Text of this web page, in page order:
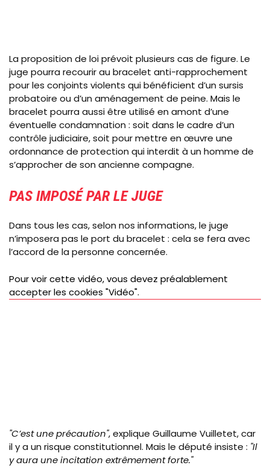
La proposition de loi prévoit plusieurs cas de figure. Le
juge pourra recourir au bracelet anti-rapprochement
pour les conjoints violents qui bénéficient d’un sursis
probatoire ou d’un aménagement de peine. Mais le
bracelet pourra aussi être utilisé en amont d’une
éventuelle condamnation : soit dans le cadre d’un
contrôle judiciaire, soit pour mettre en œuvre une
ordonnance de protection qui interdit à un homme de
s’approcher de son ancienne compagne.
PAS IMPOSÉ PAR LE JUGE
Dans tous les cas, selon nos informations, le juge
n’imposera pas le port du bracelet : cela se fera avec
l’accord de la personne concernée.
Video
Url
Pour voir cette vidéo, vous devez préalablement
accepter les cookies "Vidéo".
"C’est une précaution", explique Guillaume Vuilletet, car
il y a un risque constitutionnel. Mais le député insiste : "Il
y aura une incitation extrêmement forte."